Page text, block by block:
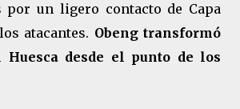
por un ligero contacto de Capa
atacantes. Obeng transformó
desde el punto de los